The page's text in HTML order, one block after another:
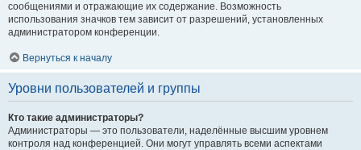
сообщениями и отражающие их содержание. Возможность
использования значков тем зависит от разрешений, установленных
администратором конференции.
Вернуться к началу
Уровни пользователей и группы
Кто такие администраторы?
Администраторы — это пользователи, наделённые высшим уровнем
контроля над конференцией. Они могут управлять всеми аспектами